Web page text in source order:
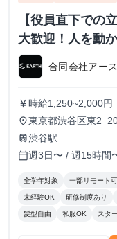
【役員直下での
大歓迎！人を動
合同会社アース
currency_yen 時給1,250~2,000円
place東京都渋谷区東
train渋谷駅
calendar_today週3日〜 / 週15時間
全学年対象 一部リモート可
未経験OK 研修制度あり
髪型自由 私服OK スタ